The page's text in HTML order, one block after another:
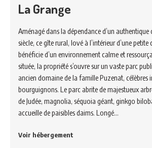
La Grange
Aménagé dans la dépendance d’un authentique
siècle, ce gîte rural, lové à l’intérieur d’une
bénéficie d’un environnement calme et
située, la propriété s’ouvre sur un vaste parc
ancien domaine de la famille Puzenat, célèbres
bourguignons. Le parc abrite de majestueux
de Judée, magnolia, séquoia géant, ginkgo
accueille de paisibles daims. Longé…
Voir hébergement